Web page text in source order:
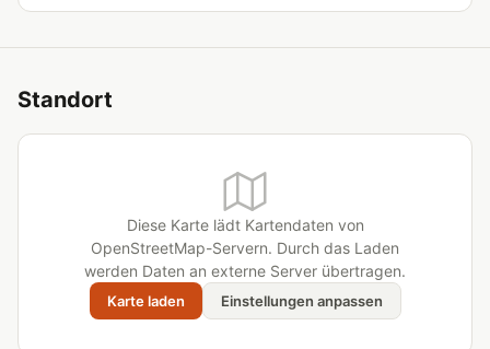
Standort
Diese Karte lädt Kartendaten von
OpenStreetMap-Servern. Durch das Laden
werden Daten an externe Server übertragen.
Karte laden Einstellungen anpassen